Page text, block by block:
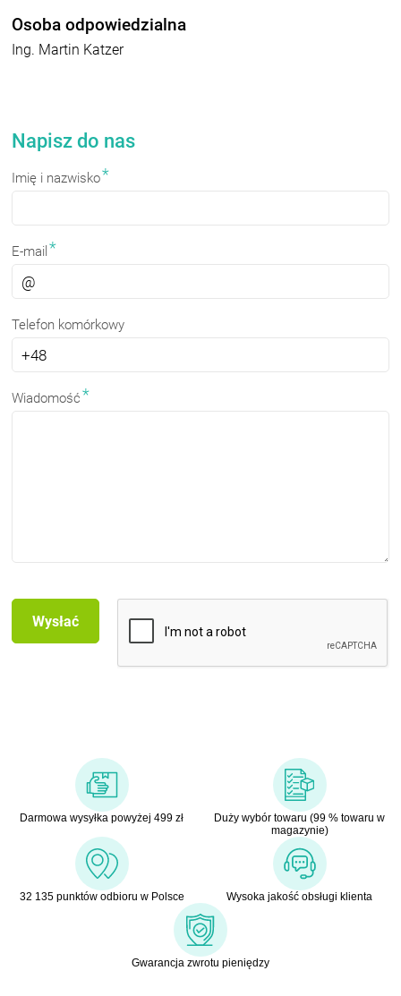
Osoba odpowiedzialna
Ing. Martin Katzer
Napisz do nas
Imię i nazwisko*
E-mail*
Telefon komórkowy
Wiadomość*
Darmowa wysyłka powyżej 499 zł
Duży wybór towaru (99 % towaru w
magazynie)
32 135 punktów odbioru w Polsce Wysoka jakość obsługi klienta
Gwarancja zwrotu pieniędzy